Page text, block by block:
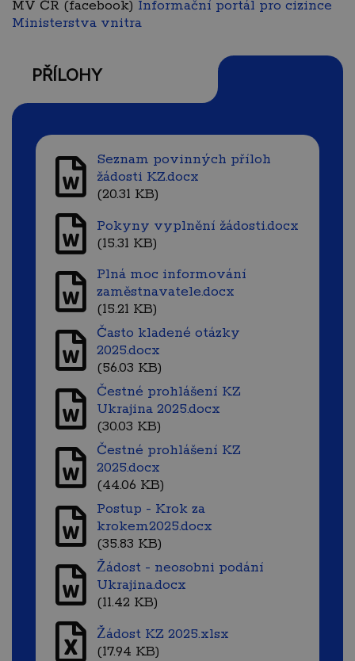
MV ČR (facebook) Informační portál pro cizince
Ministerstva vnitra
PŘÍLOHY
Seznam povinných příloh
žádosti KZ.docx
(20.31 KB)
Pokyny vyplnění žádosti.docx
(15.31 KB)
Plná moc informování
zaměstnavatele.docx
(15.21 KB)
Často kladené otázky
2025.docx
(56.03 KB)
Čestné prohlášení KZ
Ukrajina 2025.docx
(30.03 KB)
Čestné prohlášení KZ
2025.docx
(44.06 KB)
Postup - Krok za
krokem2025.docx
(35.83 KB)
Žádost - neosobni podání
Ukrajina.docx
(11.42 KB)
Žádost KZ 2025.xlsx
(17.94 KB)